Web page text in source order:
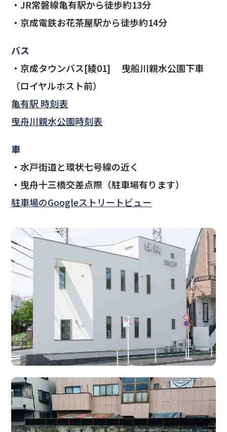
JR常磐線亀有駅から徒歩約13分
京成電鉄お花茶屋駅から徒歩約14分
バス
京成タウンバス[綾01] 曳船川親水公園下車
（ロイヤルホスト前）
亀有駅 時刻表
曳舟川親水公園時刻表
車
水戸街道と環状七号線の近く
曳舟十三橋交差点際（駐車場有ります）
駐車場のGoogleストリートビュー